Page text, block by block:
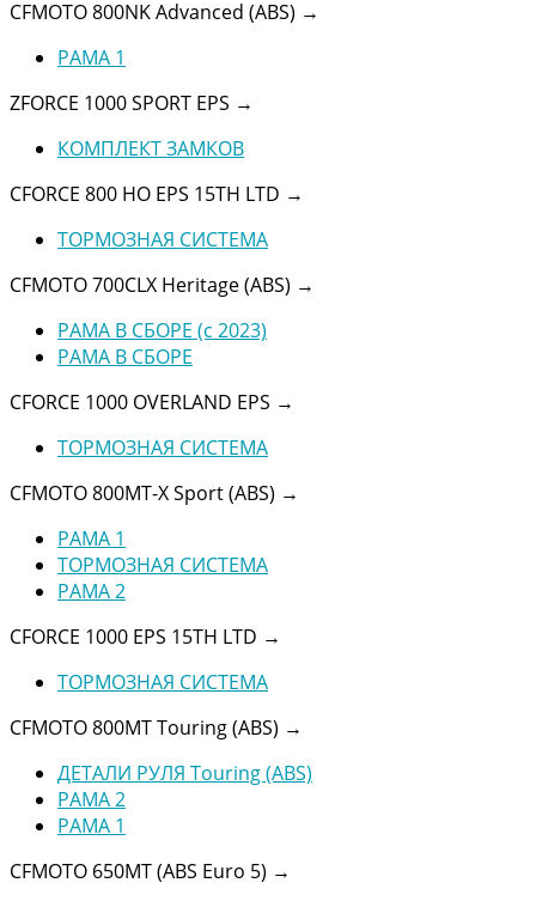
CFMOTO 800NK Advanced (ABS) →
РАМА 1
ZFORCE 1000 SPORT EPS →
КОМПЛЕКТ ЗАМКОВ
CFORCE 800 HO EPS 15TH LTD →
ТОРМОЗНАЯ СИСТЕМА
CFMOTO 700CLX Heritage (ABS) →
РАМА В СБОРЕ (с 2023)
РАМА В СБОРЕ
CFORCE 1000 OVERLAND EPS →
ТОРМОЗНАЯ СИСТЕМА
CFMOTO 800MT-X Sport (ABS) →
РАМА 1
ТОРМОЗНАЯ СИСТЕМА
РАМА 2
CFORCE 1000 EPS 15TH LTD →
ТОРМОЗНАЯ СИСТЕМА
CFMOTO 800MT Touring (ABS) →
ДЕТАЛИ РУЛЯ Touring (ABS)
РАМА 2
РАМА 1
CFMOTO 650MT (ABS Euro 5) →